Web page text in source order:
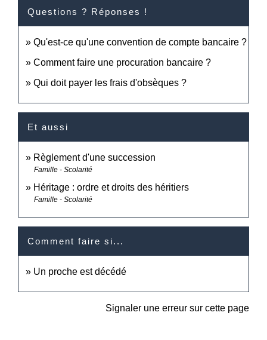
Questions ? Réponses !
Qu'est-ce qu'une convention de compte bancaire ?
Comment faire une procuration bancaire ?
Qui doit payer les frais d'obsèques ?
Et aussi
Règlement d'une succession
Famille - Scolarité
Héritage : ordre et droits des héritiers
Famille - Scolarité
Comment faire si...
Un proche est décédé
Signaler une erreur sur cette page